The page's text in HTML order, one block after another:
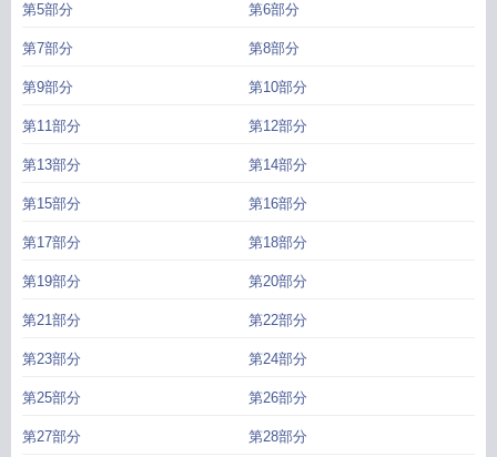
第5部分 第6部分
第7部分 第8部分
第9部分 第10部分
第11部分 第12部分
第13部分 第14部分
第15部分 第16部分
第17部分 第18部分
第19部分 第20部分
第21部分 第22部分
第23部分 第24部分
第25部分 第26部分
第27部分 第28部分